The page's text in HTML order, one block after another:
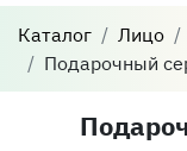
Каталог Лицо
Подарочный